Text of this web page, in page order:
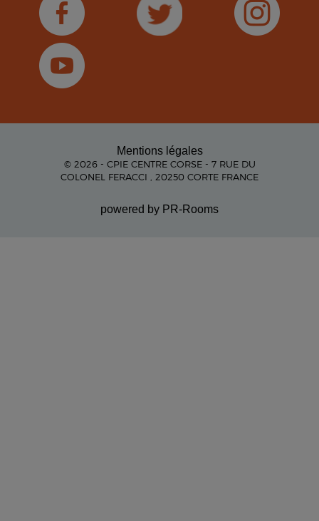
Mentions légales
© 2026 - CPIE CENTRE CORSE - 7 RUE DU
COLONEL FERACCI , 20250 CORTE FRANCE
powered by PR-Rooms